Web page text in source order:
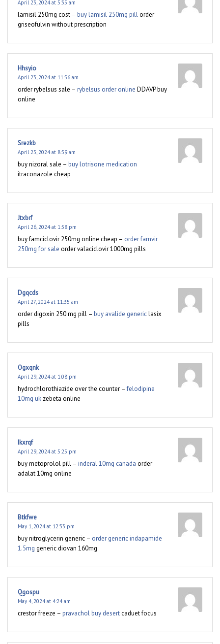
April 23, 2024 at 5:35 am
lamisil 250mg cost – buy lamisil 250mg pillorder
griseofulvin without prescription
Hhsyio
April 23, 2024 at 11:56 am
order rybelsus sale – rybelsus order online DDAVP buy
online
Srezkb
April 25, 2024 at 8:59 am
buy nizoral sale – buy lotrisone medication
itraconazole cheap
Jtxbrf
April 26, 2024 at 1:58 pm
buy famciclovir 250mg online cheap – order famvir
250mg for sale order valaciclovir 1000mg pills
Dgqcds
April 27, 2024 at 11:35 am
order digoxin 250 mg pill – buy avalide genericlasix
pills
Ogxqnk
April 29, 2024 at 1:08 pm
hydrochlorothiazide over the counter –felodipine
10mg uk zebeta online
Ikxrqf
April 29, 2024 at 5:25 pm
buy metoprolol pill – inderal 10mg canada order
adalat 10mg online
Btkfwe
May 1, 2024 at 12:33 pm
buy nitroglycerin generic – order generic indapamide
1.5mg generic diovan 160mg
Qgospu
May 4, 2024 at 4:24 am
crestor freeze – pravachol buy desertcaduet focus